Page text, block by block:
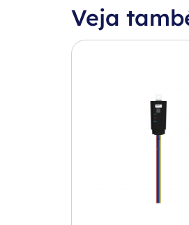
Veja